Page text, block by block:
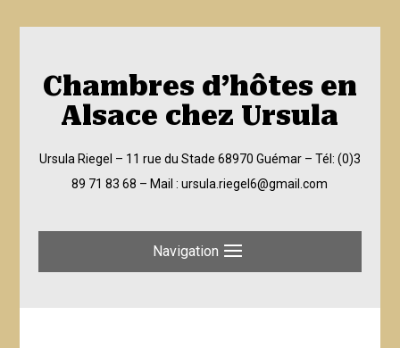
Chambres d’hôtes en
Alsace chez Ursula
Ursula Riegel – 11 rue du Stade 68970 Guémar – Tél: (0)3
89 71 83 68 – Mail :ursula.riegel6@gmail.com
Navigation